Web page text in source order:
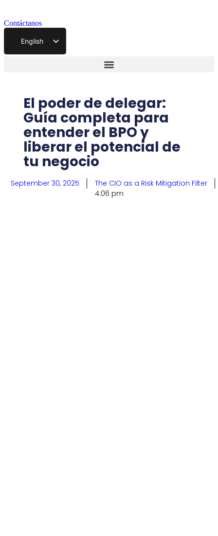
Contáctanos
English
El poder de delegar:
Guía completa para
entender el BPO y
liberar el potencial de
tu negocio
September 30, 2025
The CIO as a Risk Mitigation Filter
4:06 pm